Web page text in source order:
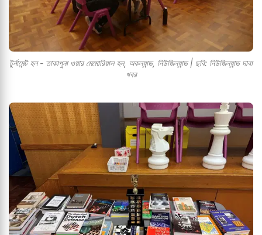
টুর্নামেন্ট হল - তাকাপুনা ওয়ার মেমোরিয়াল হল, অকল্যান্ড, নিউজিল্যান্ড | ছবি: নিউজিল্যান্ড দাবা
খবর